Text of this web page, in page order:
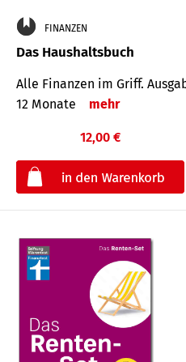
FINANZEN
Das Haushaltsbuch
Alle Finanzen im Griff.
12 Monate
mehr
12,00 €